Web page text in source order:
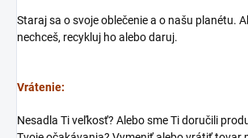
Staraj sa o svoje oblečenie a o našu planétu.
nechceš, recykluj ho alebo daruj.
Vrátenie:
Nesadla Ti veľkosť? Alebo sme Ti doručili